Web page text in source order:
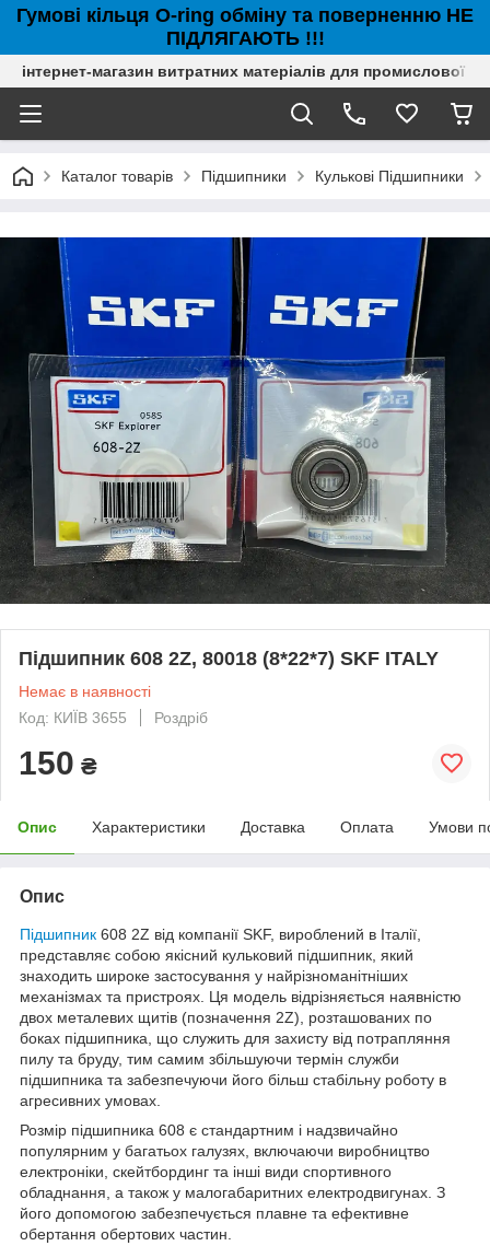
Гумові кільця O-ring обміну та поверненню НЕ
ПІДЛЯГАЮТЬ !!!
інтернет-магазин витратних матеріалів для промислової
Каталог товарів Підшипники Кулькові Підшипники
Підшипник 608 2Z, 80018 (8*22*7) SKF ITALY
Немає в наявності
Код: КИЇВ 3655
Роздріб
150 ₴
Опис Характеристики Доставка Оплата Умови
Опис
Підшипник 608 2Z від компанії SKF, вироблений в Італії,
представляє собою якісний кульковий підшипник, який
знаходить широке застосування у найрізноманітніших
механізмах та пристроях. Ця модель відрізняється наявністю
двох металевих щитів (позначення 2Z), розташованих по
боках підшипника, що служить для захисту від потрапляння
пилу та бруду, тим самим збільшуючи термін служби
підшипника та забезпечуючи його більш стабільну роботу в
агресивних умовах.
Розмір підшипника 608 є стандартним і надзвичайно
популярним у багатьох галузях, включаючи виробництво
електроніки, скейтбординг та інші види спортивного
обладнання, а також у малогабаритних електродвигунах. З
його допомогою забезпечується плавне та ефективне
обертання обертових частин.